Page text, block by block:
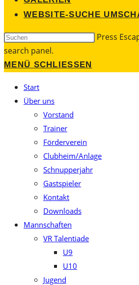
WEBSITE-SUCHE
Press
search panel.
MENÜ SCHLIESSEN
Start
Über uns
Vorstand
Trainer
Förderverein
Clubheim/Anlage
Schnupperjahr
Gastspieler
Kontakt
Downloads
Mannschaften
VR Talentiade
U9
U10
Jugend